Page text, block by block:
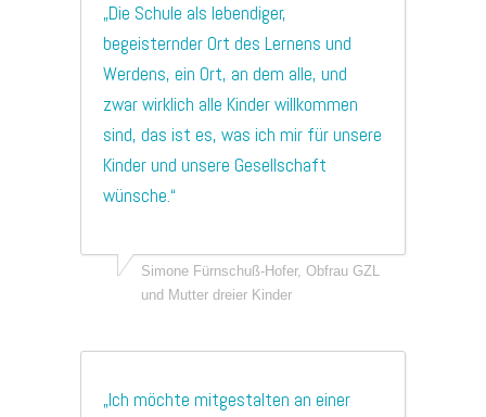
„Die Schule als lebendiger,
begeisternder Ort des Lernens und
Werdens, ein Ort, an dem alle, und
zwar wirklich alle Kinder willkommen
sind, das ist es, was ich mir für unsere
Kinder und unsere Gesellschaft
wünsche.“
Simone Fürnschuß-Hofer, Obfrau GZL
und Mutter dreier Kinder
„Ich möchte mitgestalten an einer